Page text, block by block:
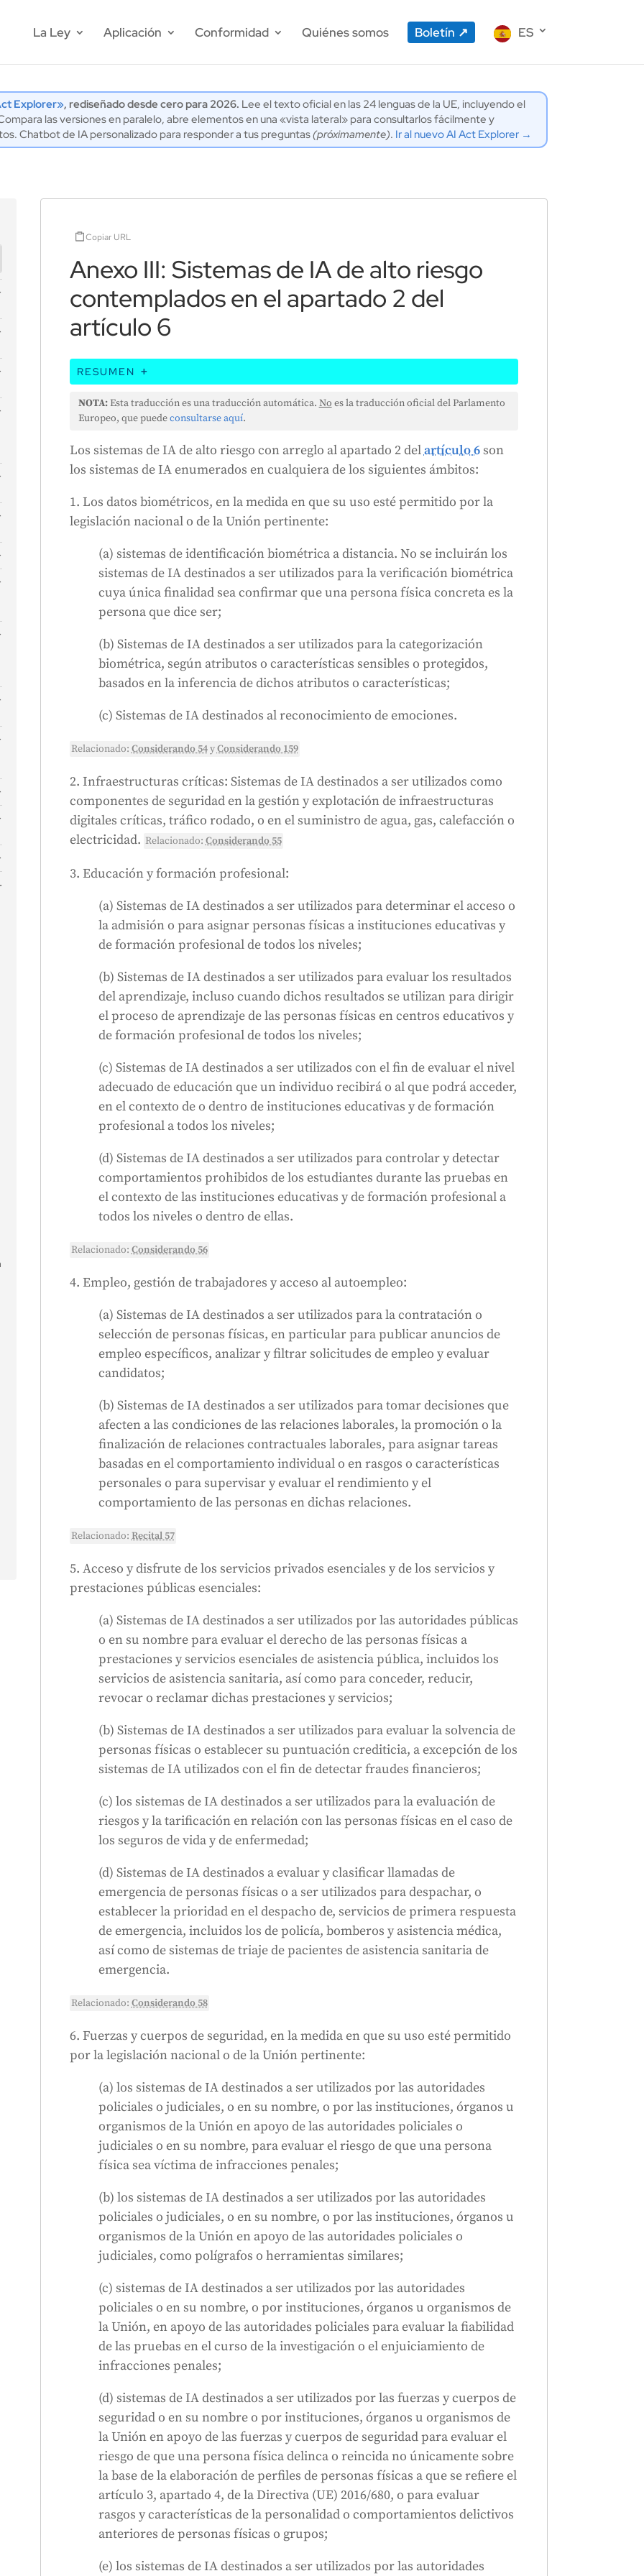
La Ley Aplicación Conformidad Quiénes somos Boletín ES
Explorer», rediseñado desde cero para 2026. Lee el texto oficial en las 24 lenguas de la UE, incluyendo el
las versiones en paralelo, abre elementos en una «vista lateral» para consultarlos fácilmente y
Chatbot de IA personalizado para responder a tus preguntas(próximamente). Ir al nuevo AI Act Explorer →
Copiar URL
Anexo III: Sistemas de IA de alto riesgo
contemplados en el apartado 2 del
artículo 6
RESUMEN
Este anexo enumera los casos de uso que calificarían a un sistema de IA de
"alto riesgo" según la Ley de IA. Dichos sistemas están sujetos a
IA utilizada en biometría, infraestructuras críticas, educación, empleo,
servicios esenciales, aplicación de la ley, migración y justicia. Sin embargo,
se aplican algunas excepciones a la IA utilizada para la verificación
biométrica de la identidad, la detección del fraude financiero o la
organización de campañas políticas.
Generado porCLaiRK, editado por nosotros.
NOTA:Esta traducción es una traducción automática. No es la traducción oficial del Parlamento
Europeo, que puedeconsultarse aquí.
Los sistemas de IA de alto riesgo con arreglo al apartado 2 delartículo 6son
los sistemas de IA enumerados en cualquiera de los siguientes ámbitos:
1. Los datos biométricos, en la medida en que su uso esté permitido por la
legislación nacional o de la Unión pertinente:
(a) sistemas de identificación biométrica a distancia. No se incluirán los
sistemas de IA destinados a ser utilizados para la verificación biométrica
cuya única finalidad sea confirmar que una persona física concreta es la
persona que dice ser;
(b) Sistemas de IA destinados a ser utilizados para la categorización
biométrica, según atributos o características sensibles o protegidos,
basados en la inferencia de dichos atributos o características;
(c) Sistemas de IA destinados al reconocimiento de emociones.
Relacionado: Considerando 54yConsiderando 159
2. Infraestructuras críticas: Sistemas de IA destinados a ser utilizados como
componentes de seguridad en la gestión y explotación de infraestructuras
digitales críticas, tráfico rodado, o en el suministro de agua, gas, calefacción o
electricidad. Relacionado: Considerando 55
3. Educación y formación profesional:
(a) Sistemas de IA destinados a ser utilizados para determinar el acceso o
la admisión o para asignar personas físicas a instituciones educativas y
de formación profesional de todos los niveles;
(b) Sistemas de IA destinados a ser utilizados para evaluar los resultados
del aprendizaje, incluso cuando dichos resultados se utilizan para dirigir
el proceso de aprendizaje de las personas físicas en centros educativos y
de formación profesional de todos los niveles;
(c) Sistemas de IA destinados a ser utilizados con el fin de evaluar el nivel
adecuado de educación que un individuo recibirá o al que podrá acceder,
en el contexto de o dentro de instituciones educativas y de formación
profesional a todos los niveles;
(d) Sistemas de IA destinados a ser utilizados para controlar y detectar
comportamientos prohibidos de los estudiantes durante las pruebas en
el contexto de las instituciones educativas y de formación profesional a
todos los niveles o dentro de ellas.
Relacionado: Considerando 56
4. Empleo, gestión de trabajadores y acceso al autoempleo:
(a) Sistemas de IA destinados a ser utilizados para la contratación o
selección de personas físicas, en particular para publicar anuncios de
empleo específicos, analizar y filtrar solicitudes de empleo y evaluar
candidatos;
(b) Sistemas de IA destinados a ser utilizados para tomar decisiones que
afecten a las condiciones de las relaciones laborales, la promoción o la
finalización de relaciones contractuales laborales, para asignar tareas
basadas en el comportamiento individual o en rasgos o características
personales o para supervisar y evaluar el rendimiento y el
comportamiento de las personas en dichas relaciones.
Relacionado: Recital 57
5. Acceso y disfrute de los servicios privados esenciales y de los servicios y
prestaciones públicas esenciales:
(a) Sistemas de IA destinados a ser utilizados por las autoridades públicas
o en su nombre para evaluar el derecho de las personas físicas a
prestaciones y servicios esenciales de asistencia pública, incluidos los
servicios de asistencia sanitaria, así como para conceder, reducir,
revocar o reclamar dichas prestaciones y servicios;
(b) Sistemas de IA destinados a ser utilizados para evaluar la solvencia de
personas físicas o establecer su puntuación crediticia, a excepción de los
sistemas de IA utilizados con el fin de detectar fraudes financieros;
(c) los sistemas de IA destinados a ser utilizados para la evaluación de
riesgos y la tarificación en relación con las personas físicas en el caso de
los seguros de vida y de enfermedad;
(d) Sistemas de IA destinados a evaluar y clasificar llamadas de
emergencia de personas físicas o a ser utilizados para despachar, o
establecer la prioridad en el despacho de, servicios de primera respuesta
de emergencia, incluidos los de policía, bomberos y asistencia médica,
así como de sistemas de triaje de pacientes de asistencia sanitaria de
emergencia.
Relacionado: Considerando 58
6. Fuerzas y cuerpos de seguridad, en la medida en que su uso esté permitido
por la legislación nacional o de la Unión pertinente:
(a) los sistemas de IA destinados a ser utilizados por las autoridades
policiales o judiciales, o en su nombre, o por las instituciones, órganos u
organismos de la Unión en apoyo de las autoridades policiales o
judiciales o en su nombre, para evaluar el riesgo de que una persona
física sea víctima de infracciones penales;
(b) los sistemas de IA destinados a ser utilizados por las autoridades
policiales o judiciales, o en su nombre, o por las instituciones, órganos u
organismos de la Unión en apoyo de las autoridades policiales o
judiciales, como polígrafos o herramientas similares;
(c) sistemas de IA destinados a ser utilizados por las autoridades
policiales o en su nombre, o por instituciones, órganos u organismos de
la Unión, en apoyo de las autoridades policiales para evaluar la fiabilidad
de las pruebas en el curso de la investigación o el enjuiciamiento de
infracciones penales;
(d) sistemas de IA destinados a ser utilizados por las fuerzas y cuerpos de
seguridad o en su nombre o por instituciones, órganos u organismos de
la Unión en apoyo de las fuerzas y cuerpos de seguridad para evaluar el
riesgo de que una persona física delinca o reincida no únicamente sobre
la base de la elaboración de perfiles de personas físicas a que se refiere el
artículo 3, apartado 4, de la Directiva (UE) 2016/680, o para evaluar
rasgos y características de la personalidad o comportamientos delictivos
anteriores de personas físicas o grupos;
(e) los sistemas de IA destinados a ser utilizados por las autoridades